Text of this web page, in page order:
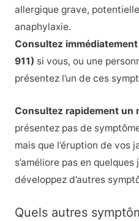
allergique grave,
anaphylaxie.
Consultez
911) si vous, ou une
présentez l’un de ces
Consultez rapidement un
présentez pas de
mais que l’éruption de vos
s’améliore pas en
développez d’autres
Quels autres